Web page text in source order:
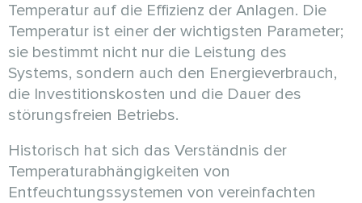
Temperatur auf die Effizienz der Anlagen. Die
Temperatur ist einer der wichtigsten Parameter;
sie bestimmt nicht nur die Leistung des
Systems, sondern auch den Energieverbrauch,
die Investitionskosten und die Dauer des
störungsfreien Betriebs.
Historisch hat sich das Verständnis der
Temperaturabhängigkeiten von
Entfeuchtungssystemen von vereinfachten